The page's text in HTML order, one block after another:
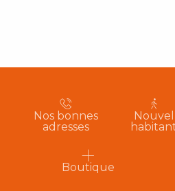
Nos bonnes
adresses
Nouvel
Boutique